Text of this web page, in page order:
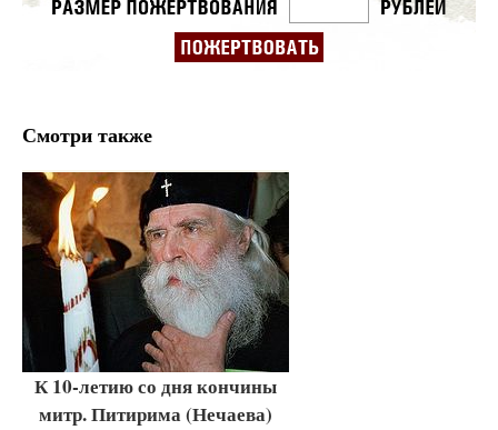
Смотри также
К 10-летию со дня кончины
митр. Питирима (Нечаева)